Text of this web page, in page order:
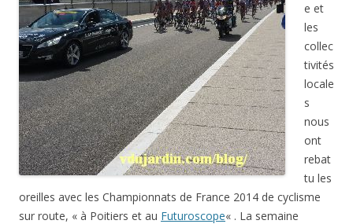
e et
les
collec
tivités
locale
s
nous
ont
rebat
tu les
oreilles avec les Championnats de France 2014 de cyclisme
sur route, « à Poitiers et au Futuroscope« . La semaine